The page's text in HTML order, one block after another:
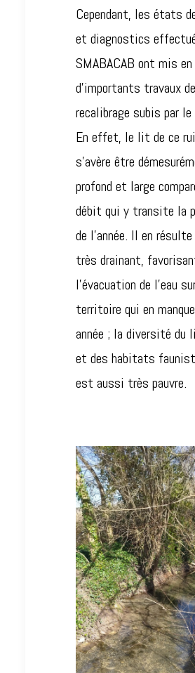
Cependant, les états
et diagnostics
SMABACAB ont mis
d’importants travaux de
recalibrage subis par le
En effet, le lit de ce
s’avère être
profond et large
débit qui y transite la
de l’année. Il en
très drainant,
l’évacuation de l’eau
territoire qui en
année ; la diversité du
et des habitats
est aussi très pauvre.